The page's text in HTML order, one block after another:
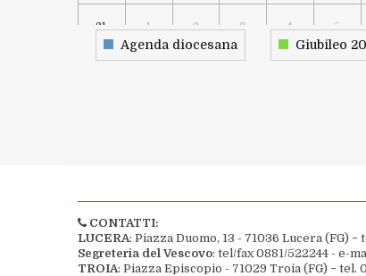
31 1 2 3 4 5
Agenda diocesana Giubileo
CONTATTI:
LUCERA: Piazza Duomo, 13 - 71036 Lucera (FG)
Segreteria del Vescovo: tel/fax 0881/522244 - e-
TROIA: Piazza Episcopio - 71029 Troia (FG) − tel.